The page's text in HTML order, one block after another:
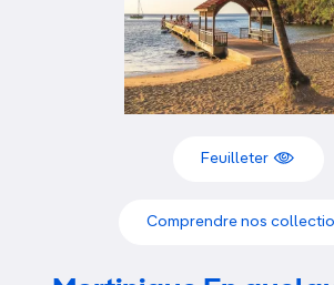
Feuilleter
Comprendre nos